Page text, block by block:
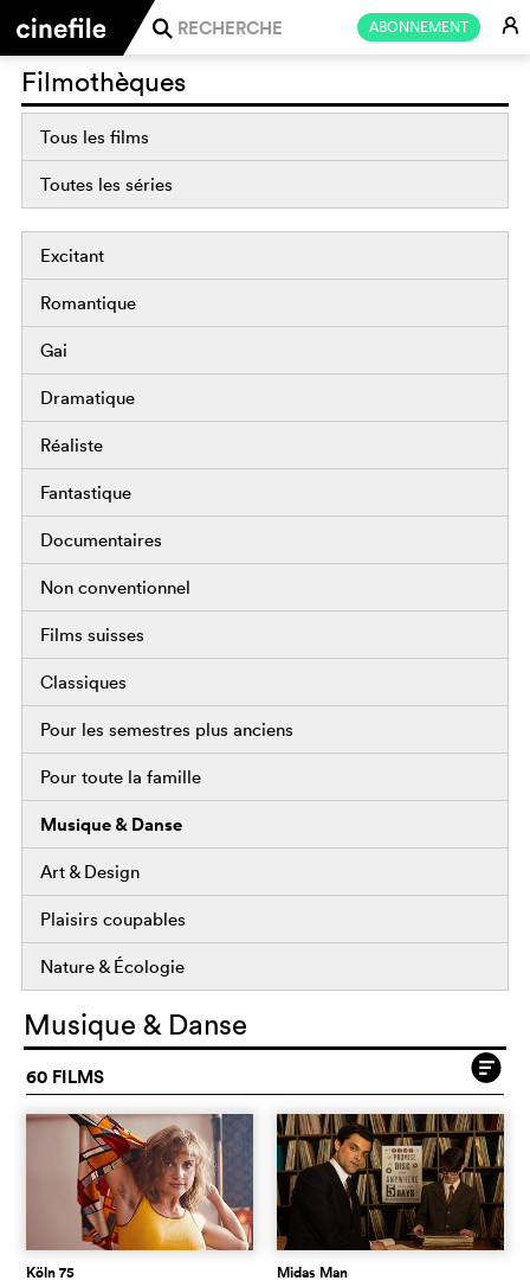
ABONNEMENT E
j
Filmothèques
Tous les films
Toutes les séries
Excitant
Romantique
Gai
Dramatique
Réaliste
Fantastique
Documentaires
Non conventionnel
Films suisses
Classiques
Pour les semestres plus anciens
Pour toute la famille
Musique & Danse
Art & Design
Plaisirs coupables
Nature & Écologie
Musique & Danse
60 FILMS
Köln 75 Midas Man